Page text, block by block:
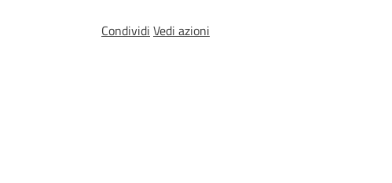
Condividi Vedi azioni